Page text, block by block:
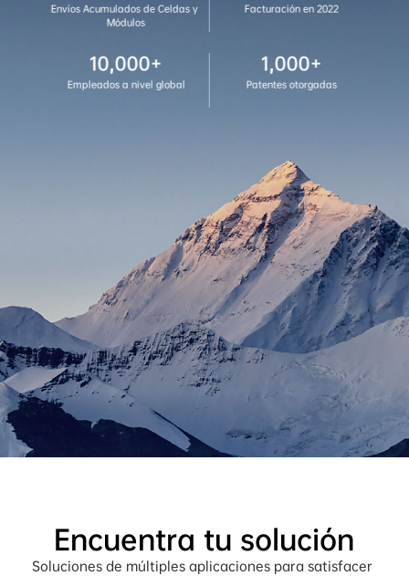
Envíos Acumulados de Celdas y
Módulos
Facturación en 2022
10,000+
Empleados a nivel global
1,000+
Patentes otorgadas
Encuentra tu solución
Soluciones de múltiples aplicaciones para satisfacer